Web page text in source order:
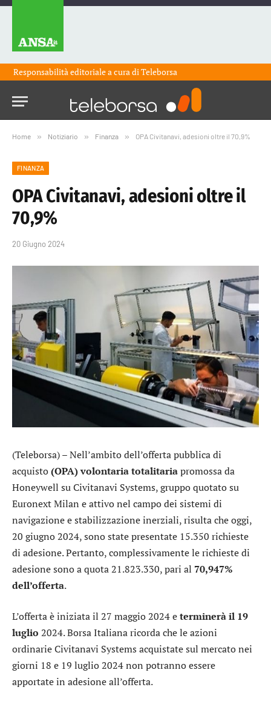
Responsabilità editoriale a cura diTeleborsa
Home » Notiziario » Finanza » OPA Civitanavi, adesioni oltre il 70,9%
FINANZA
OPA Civitanavi, adesioni oltre il
70,9%
20 Giugno 2024
(Teleborsa) – Nell’ambito dell’offerta pubblica di
acquisto(OPA) volontaria totalitariapromossa da
Honeywell suCivitanavi Systems, gruppo quotato su
Euronext Milan e attivo nel campo dei sistemi di
navigazione e stabilizzazione inerziali, risulta che oggi,
20 giugno 2024, sono state presentate 15.350 richieste
di adesione. Pertanto, complessivamente le richieste di
adesione sono a quota 21.823.330, pari al 70,947%
dell’offerta.
L’offerta è iniziata il 27 maggio 2024 eterminerà il 19
luglio 2024. Borsa Italiana ricorda che le azioni
ordinarie Civitanavi Systems acquistate sul mercato nei
giorni 18 e 19 luglio 2024 non potranno essere
apportate in adesione all’offerta.